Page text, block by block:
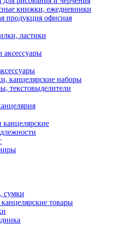
книжки, ежедневники
продукция офисная
ластики
аксессуары
канцелярские наборы
текстовыделители
сумки
товары